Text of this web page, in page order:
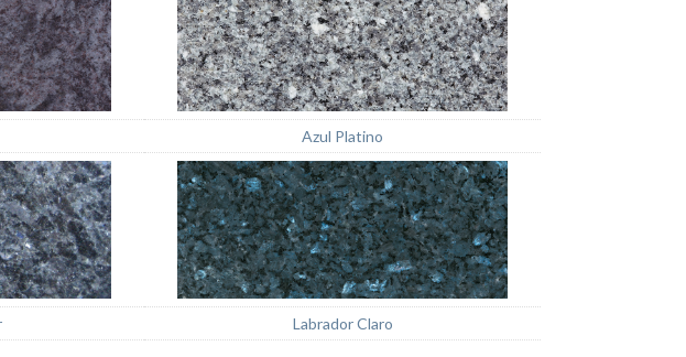
Azul Platino
Labrador Claro